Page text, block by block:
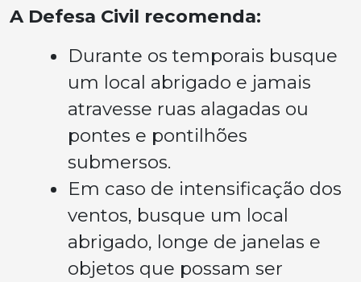
A Defesa Civil recomenda:
Durante os temporais busque
um local abrigado e jamais
atravesse ruas alagadas ou
pontes e pontilhões
submersos.
Em caso de intensificação dos
ventos, busque um local
abrigado, longe de janelas e
objetos que possam ser